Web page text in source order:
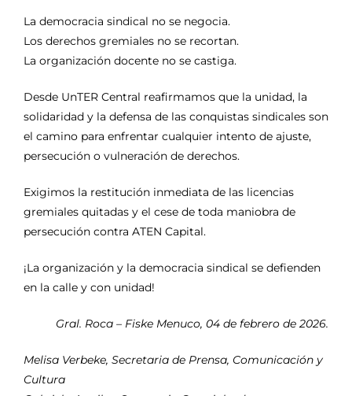
La democracia sindical no se negocia.
Los derechos gremiales no se recortan.
La organización docente no se castiga.
Desde UnTER Central reafirmamos que la unidad, la
solidaridad y la defensa de las conquistas sindicales son
el camino para enfrentar cualquier intento de ajuste,
persecución o vulneración de derechos.
Exigimos la restitución inmediata de las licencias
gremiales quitadas y el cese de toda maniobra de
persecución contra ATEN Capital.
¡La organización y la democracia sindical se defienden
en la calle y con unidad!
Gral. Roca – Fiske Menuco, 04 de febrero de 2026.
Melisa Verbeke, Secretaria de Prensa, Comunicación y
Cultura